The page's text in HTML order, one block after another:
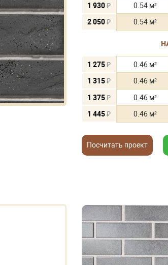
1 930₽ 0.54 м²
2 050₽ 0.54 м²
1 275₽ 0.46 м²
1 315₽ 0.46 м²
1 375₽ 0.46 м²
1 445₽ 0.46 м²
Посчитать проект